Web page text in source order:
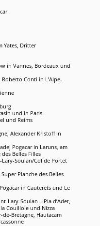
Yates, Dritter
in Vannes, Bordeaux und
Conti in L’Alpe-
und in Paris
und Reims
Alexander Kristoff in
Pogacar in Laruns, am
Belles Filles
Lary-Soulan/Col de Portet
Planche des Belles
in Cauterets und Le
Lary-Soulan – Pla d’Adet,
Couillole und Nizza
de-Bretagne, Hautacam